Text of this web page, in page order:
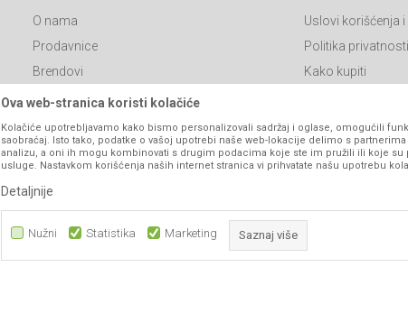
O nama
Prodavnice
Brendovi
Katalozi
Saradnja
Blog
Najčešća pitanja
Kontakt
Uslovi korišćenja
Politika privatnosti
Kako kupiti
Click & Collect
Načini plaćanja
Plaćanje
Pravo na
Reklamacije
Ova web-stranica koristi kolačiće
Kolačiće upotrebljavamo kako bismo personalizovali sadržaj i oglase, omogućili
saobraćaj. Isto tako, podatke o vašoj upotrebi naše web-lokacije delimo s
analizu, a oni ih mogu kombinovati s drugim podacima koje ste im pružili ili koje
usluge. Nastavkom korišćenja naših internet stranica vi prihvatate našu upotrebu
Detaljnije
Nužni Statistika Marketing Saznaj više